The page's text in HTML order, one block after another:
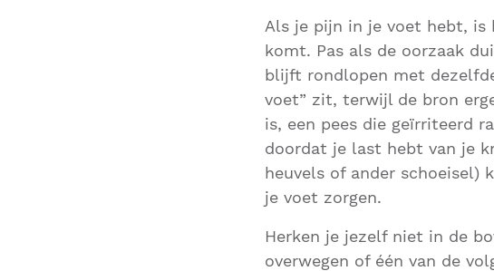
Als je pijn in je voet hebt, is
komt. Pas als de oorzaak
blijft rondlopen met
voet” zit, terwijl de bron
is, een pees die geïrriteerd
doordat je last hebt van je
heuvels of ander schoeisel)
je voet zorgen.
Herken je jezelf niet in de
overwegen of één van de